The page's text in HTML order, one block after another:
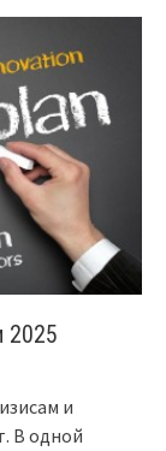
2025
и
В одной